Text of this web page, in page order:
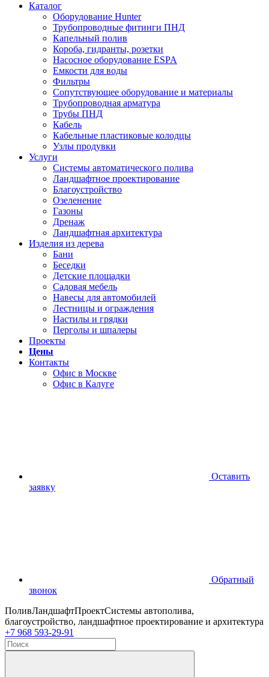
Каталог
Оборудование Hunter
Трубопроводные фитинги ПНД
Капельный полив
Короба, гидранты, розетки
Насосное оборудование ESPA
Емкости для воды
Фильтры
Сопутствующее оборудование и материалы
Трубопроводная арматура
Трубы ПНД
Кабель
Кабельные пластиковые колодцы
Узлы продувки
Услуги
Системы автоматического полива
Ландшафтное проектирование
Благоустройство
Озеленение
Газоны
Дренаж
Ландшафтная архитектура
Изделия из дерева
Бани
Беседки
Детские площадки
Садовая мебель
Навесы для автомобилей
Лестницы и ограждения
Настилы и грядки
Перголы и шпалеры
Проекты
Цены
Контакты
Офис в Москве
Офис в Калуге
Оставить
заявку
Обратный
звонок
ПоливЛандшафтПроектСистемы автополива,
благоустройство, ландшафтное проектирование и архитектура
+7 968 593-29-91